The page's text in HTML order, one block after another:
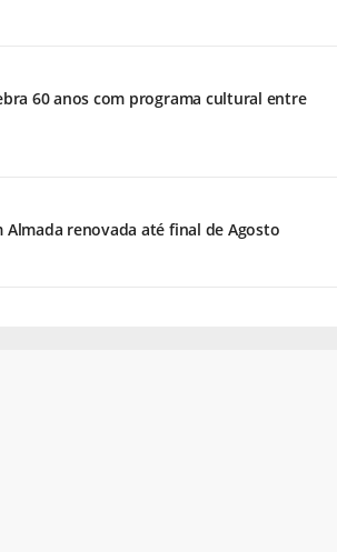
60 anos com programa cultural entre
Almada renovada até final de Agosto